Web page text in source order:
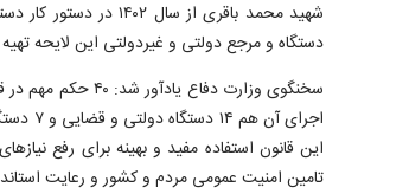
دستگاه و مرجع دولتی و غیردولتی این لایحه
سخنگوی وزارت
این قانون استفاده مفید و بهینه برای رفع
تامین امنیت عمومی مردم و کشور و رعایت